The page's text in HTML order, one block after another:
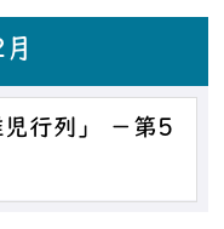
行列」 －第5